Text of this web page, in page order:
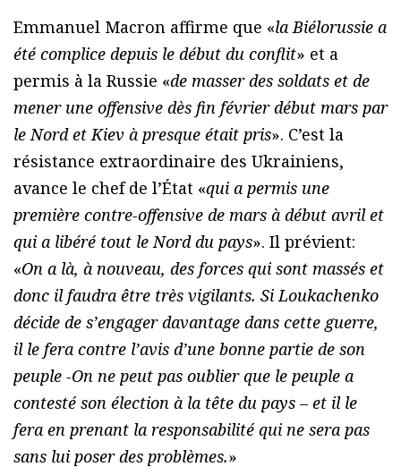
Emmanuel Macron affirme que «la Biélorussie a
été complice depuis le début du conflit» et a
permis à la Russie «de masser des soldats et de
mener une offensive dès fin février début mars par
le Nord et Kiev à presque était pris». C’est la
résistance extraordinaire des Ukrainiens,
avance le chef de l’État «qui a permis une
première contre-offensive de mars à début avril et
qui a libéré tout le Nord du pays». Il prévient:
«On a là, à nouveau, des forces qui sont massés et
donc il faudra être très vigilants. Si Loukachenko
décide de s’engager davantage dans cette guerre,
il le fera contre l’avis d’une bonne partie de son
peuple -On ne peut pas oublier que le peuple a
contesté son élection à la tête du pays – et il le
fera en prenant la responsabilité qui ne sera pas
sans lui poser des problèmes.»